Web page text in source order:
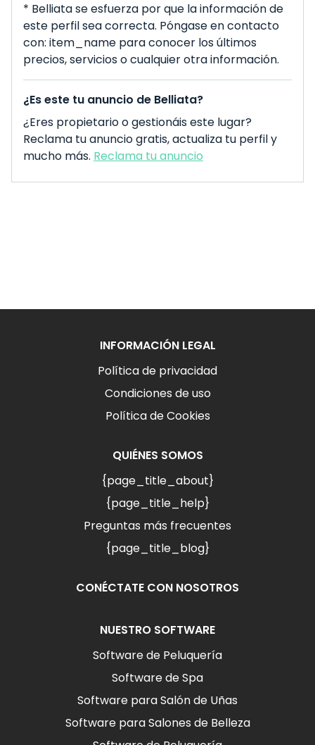
* Belliata se esfuerza por que la información de
este perfil sea correcta. Póngase en contacto
con: item_name para conocer los últimos
precios, servicios o cualquier otra información.
¿Es este tu anuncio de Belliata?
¿Eres propietario o gestionáis este lugar?
Reclama tu anuncio gratis, actualiza tu perfil y
mucho más. Reclama tu anuncio
INFORMACIÓN LEGAL
Política de privacidad
Condiciones de uso
Política de Cookies
QUIÉNES SOMOS
{page_title_about}
{page_title_help}
Preguntas más frecuentes
{page_title_blog}
CONÉCTATE CON NOSOTROS
NUESTRO SOFTWARE
Software de Peluquería
Software de Spa
Software para Salón de Uñas
Software para Salones de Belleza